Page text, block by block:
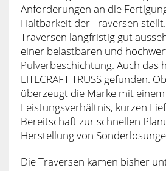
Anforderungen an die
Haltbarkeit der Traversen
Traversen langfristig gut
einer belastbaren und
Pulverbeschichtung. Auch das
LITECRAFT TRUSS gefunden.
überzeugt die Marke mit
Leistungsverhältnis, kurzen
Bereitschaft zur schnellen
Herstellung von
Die Traversen kamen bisher